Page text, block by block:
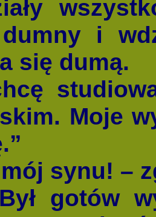
i
się dumą.
Moje
synu! –
gotów